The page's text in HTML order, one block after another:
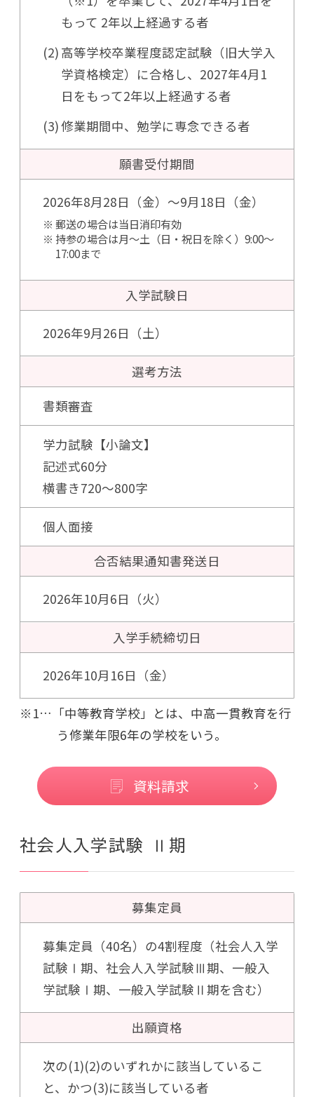
もって 2年以上経過する者
高等学校卒業程度認定試験（旧大学入
学資格検定）に合格し、2027年4月1
日をもって2年以上経過する者
修業期間中、勉学に専念できる者
願書受付期間
2026年8月28日（金）～9月18日（金）
郵送の場合は当日消印有効
持参の場合は月～土（日・祝日を除く）9:00～
17:00まで
入学試験日
2026年9月26日（土）
選考方法
書類審査
学力試験【小論文】
記述式60分
横書き720〜800字
個人面接
合否結果通知書発送日
2026年10月6日（火）
入学手続締切日
2026年10月16日（金）
※1…「中等教育学校」とは、中高一貫教育を行
う修業年限6年の学校をいう。
資料請求
社会人入学試験 Ⅱ期
募集定員
募集定員（40名）の4割程度（社会人入学
試験Ⅰ期、社会人入学試験Ⅲ期、一般入
学試験Ⅰ期、一般入学試験Ⅱ期を含む）
出願資格
次の(1)(2)のいずれかに該当しているこ
と、かつ(3)に該当している者